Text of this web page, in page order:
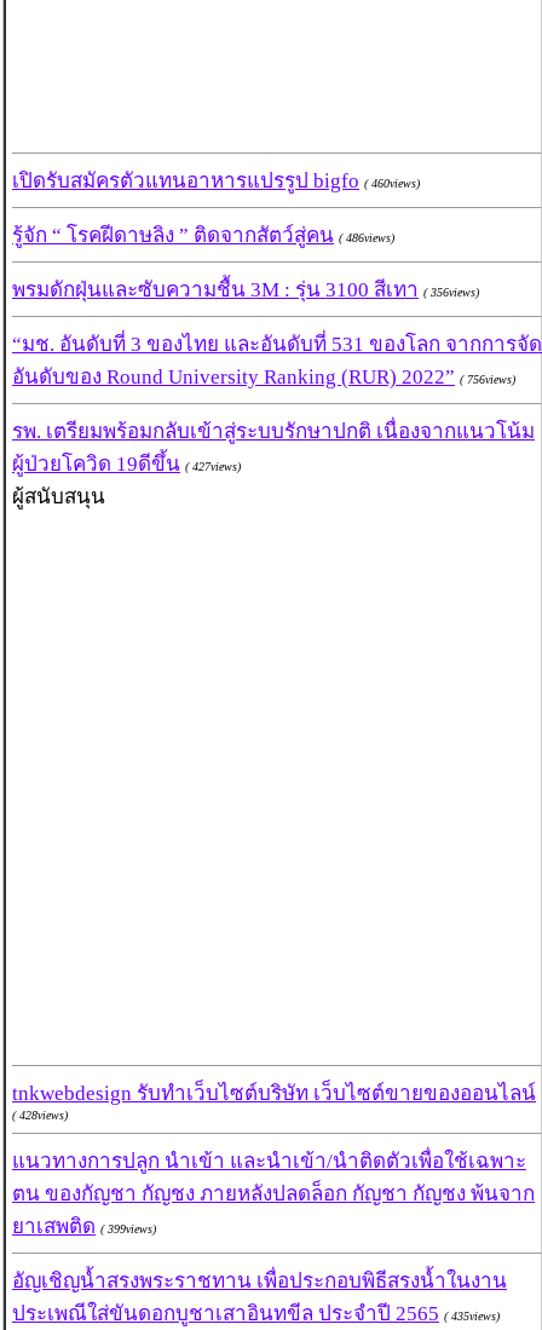
เปิดรับสมัครตัวแทนอาหารแปรรูป bigfo ( 460views)
รู้จัก “ โรคฝีดาษลิง ” ติดจากสัตว์สู่คน ( 486views)
พรมดักฝุ่นและซับความชื้น 3M : รุ่น 3100 สีเทา ( 356views)
“มช. อันดับที่ 3 ของไทย และอันดับที่ 531 ของโลก จากการจัด
อันดับของ Round University Ranking (RUR) 2022” ( 756views)
รพ. เตรียมพร้อมกลับเข้าสู่ระบบรักษาปกติ เนื่องจากแนวโน้ม
ผู้ป่วยโควิด 19ดีขึ้น ( 427views)
ผู้สนับสนุน
tnkwebdesign รับทำเว็บไซต์บริษัท เว็บไซต์ขายของออนไลน์
( 428views)
แนวทางการปลูก นำเข้า และนำเข้า/นำติดตัวเพื่อใช้เฉพาะ
ตน ของกัญชา กัญชง ภายหลังปลดล็อก กัญชา กัญชง พ้นจาก
ยาเสพติด ( 399views)
อัญเชิญน้ำสรงพระราชทาน เพื่อประกอบพิธีสรงน้ำในงาน
ประเพณีใส่ขันดอกบูชาเสาอินทขีล ประจำปี 2565 ( 435views)